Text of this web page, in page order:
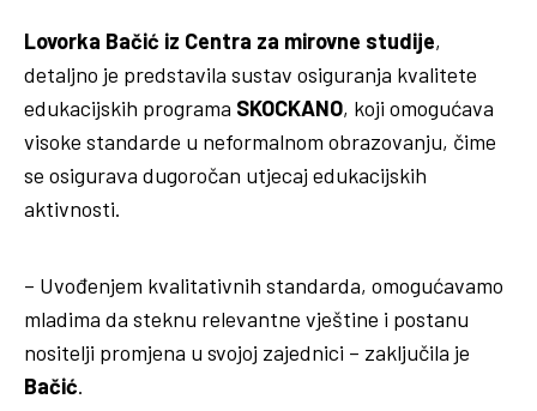
Lovorka Bačić iz Centra za mirovne studije,
detaljno je predstavila sustav osiguranja kvalitete
edukacijskih programa SKOCKANO, koji omogućava
visoke standarde u neformalnom obrazovanju, čime
se osigurava dugoročan utjecaj edukacijskih
aktivnosti.
– Uvođenjem kvalitativnih standarda, omogućavamo
mladima da steknu relevantne vještine i postanu
nositelji promjena u svojoj zajednici – zaključila je
Bačić.